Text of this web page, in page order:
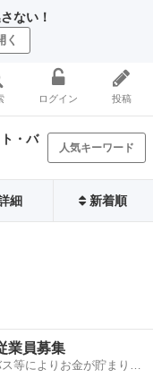
ない！
く
ログイン 投稿
・バ
人気キーワード
細 新着順
業員募集
等によりお金が貯まりや